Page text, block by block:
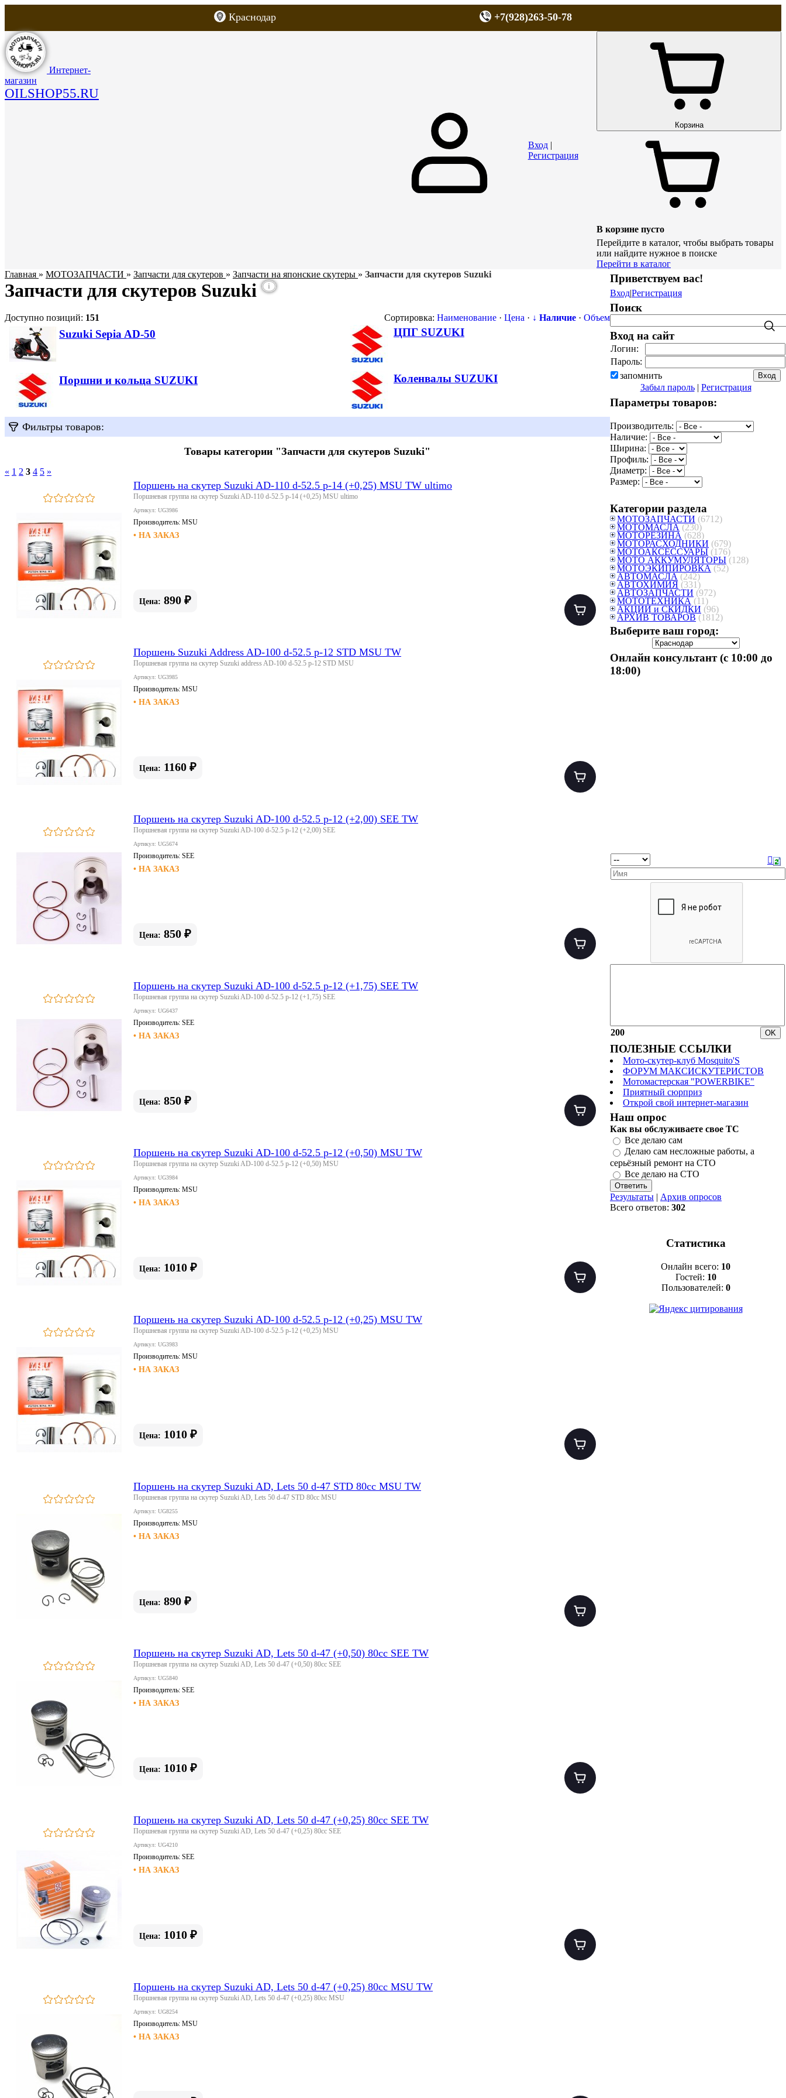
Краснодар +7(928)263-50-78
Интернет-
магазин
OILSHOP55.RU
ДОСТАВКА
Вход|
Регистрация
Корзина
В корзине пусто
Перейдите в каталог, чтобы выбрать товары
или найдите нужное в поиске
Перейти в каталог
Главная » МОТОЗАПЧАСТИ » Запчасти для скутеров » Запчасти на японские скутеры » Запчасти для скутеров Suzuki
Запчасти для скутеров Suzuki i
Доступно позиций: 151 Сортировка: Наименование · Цена · ↓ Наличие · Объем
Suzuki Sepia AD-50 ЦПГ SUZUKI
Поршни и кольца SUZUKI Коленвалы SUZUKI
Фильтры товаров:
Товары категории "Запчасти для скутеров Suzuki"
« 1 2 3 4 5 »
Поршень на скутер Suzuki AD-110 d-52.5 p-14 (+0,25) MSU TW ultimo
Поршневая группа на скутер Suzuki AD-110 d-52.5 p-14 (+0,25) MSU ultimo
Артикул: UG3986
Производитель: MSU
• НА ЗАКАЗ
Цена: 890 ₽
Поршень Suzuki Address AD-100 d-52.5 p-12 STD MSU TW
Поршневая группа на скутер Suzuki address AD-100 d-52.5 p-12 STD MSU
Артикул: UG3985
Производитель: MSU
• НА ЗАКАЗ
Цена: 1160 ₽
Поршень на скутер Suzuki AD-100 d-52.5 p-12 (+2,00) SEE TW
Поршневая группа на скутер Suzuki AD-100 d-52.5 p-12 (+2,00) SEE
Артикул: UG5674
Производитель: SEE
• НА ЗАКАЗ
Цена: 850 ₽
Поршень на скутер Suzuki AD-100 d-52.5 p-12 (+1,75) SEE TW
Поршневая группа на скутер Suzuki AD-100 d-52.5 p-12 (+1,75) SEE
Артикул: UG6437
Производитель: SEE
• НА ЗАКАЗ
Цена: 850 ₽
Поршень на скутер Suzuki AD-100 d-52.5 p-12 (+0,50) MSU TW
Поршневая группа на скутер Suzuki AD-100 d-52.5 p-12 (+0,50) MSU
Артикул: UG3984
Производитель: MSU
• НА ЗАКАЗ
Цена: 1010 ₽
Поршень на скутер Suzuki AD-100 d-52.5 p-12 (+0,25) MSU TW
Поршневая группа на скутер Suzuki AD-100 d-52.5 p-12 (+0,25) MSU
Артикул: UG3983
Производитель: MSU
• НА ЗАКАЗ
Цена: 1010 ₽
Поршень на скутер Suzuki AD, Lets 50 d-47 STD 80cc MSU TW
Поршневая группа на скутер Suzuki AD, Lets 50 d-47 STD 80cc MSU
Артикул: UG8255
Производитель: MSU
• НА ЗАКАЗ
Цена: 890 ₽
Поршень на скутер Suzuki AD, Lets 50 d-47 (+0,50) 80сс SEE TW
Поршневая группа на скутер Suzuki AD, Lets 50 d-47 (+0,50) 80сс SEE
Артикул: UG5840
Производитель: SEE
• НА ЗАКАЗ
Цена: 1010 ₽
Поршень на скутер Suzuki AD, Lets 50 d-47 (+0,25) 80cc SEE TW
Поршневая группа на скутер Suzuki AD, Lets 50 d-47 (+0,25) 80cc SEE
Артикул: UG4210
Производитель: SEE
• НА ЗАКАЗ
Цена: 1010 ₽
Поршень на скутер Suzuki AD, Lets 50 d-47 (+0,25) 80cc MSU TW
Поршневая группа на скутер Suzuki AD, Lets 50 d-47 (+0,25) 80cc MSU
Артикул: UG8254
Производитель: MSU
• НА ЗАКАЗ
Приветствуем вас!
Вход|Регистрация
Поиск
Вход на сайт
Логин:
Пароль:
запомнить
Забыл пароль| Регистрация
Параметры товаров:
Производитель:
Наличие:
Ширина:
Профиль:
Диаметр:
Размер:
Категории раздела
МОТОЗАПЧАСТИ (6712)
МОТОМАСЛА (230)
МОТОРЕЗИНА (628)
МОТОРАСХОДНИКИ (679)
МОТОАКСЕССУАРЫ (176)
МОТО АККУМУЛЯТОРЫ (128)
МОТОЭКИПИРОВКА (52)
АВТОМАСЛА (242)
АВТОХИМИЯ (331)
АВТОЗАПЧАСТИ (972)
МОТОТЕХНИКА (11)
АКЦИИ и СКИДКИ (96)
АРХИВ ТОВАРОВ (1812)
Выберите ваш город:
Онлайн консультант (с 10:00 до
18:00)
200
ПОЛЕЗНЫЕ ССЫЛКИ
Мото-скутер-клуб Mosquito'S
ФОРУМ МАКСИСКУТЕРИСТОВ
Мотомастерская "POWERBIKE"
Приятный сюрприз
Открой свой интернет-магазин
Наш опрос
Как вы обслуживаете свое ТС
Все делаю сам
Делаю сам несложные работы, а
серьёзный ремонт на СТО
Все делаю на СТО
Результаты | Архив опросов
Всего ответов: 302
Статистика
Онлайн всего: 10
Гостей: 10
Пользователей: 0